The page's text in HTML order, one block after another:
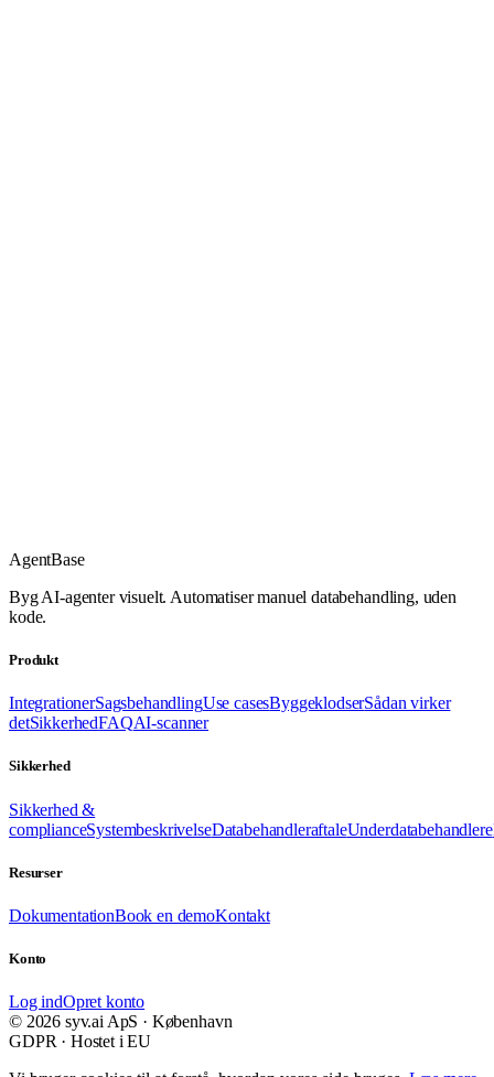
AgentBase
Byg AI-agenter visuelt. Automatiser manuel databehandling, uden
kode.
Produkt
IntegrationerSagsbehandlingUse casesByggeklodserSådan virker
detSikkerhedFAQAI-scanner
Sikkerhed
Sikkerhed &
complianceSystembeskrivelseDatabehandleraftaleUnderdatabehandlere
Resurser
DokumentationBook en demoKontakt
Konto
Log indOpret konto
© 2026 syv.ai ApS · København
GDPR · Hostet i EU